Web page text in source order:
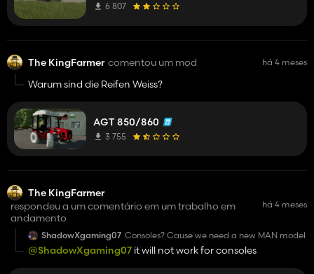
6 807
The KingFarmer comentou um mod há 4 meses
Warum sind die Reifen Weiss?
AGT 850/860
3 755
The KingFarmer
respondeu a um comentário em um trabalho em
andamento
há 4 meses
ShadowXgaming07 Consoles? Cause we need a new MAN model
@ShadowXgaming07 it will not work for consoles